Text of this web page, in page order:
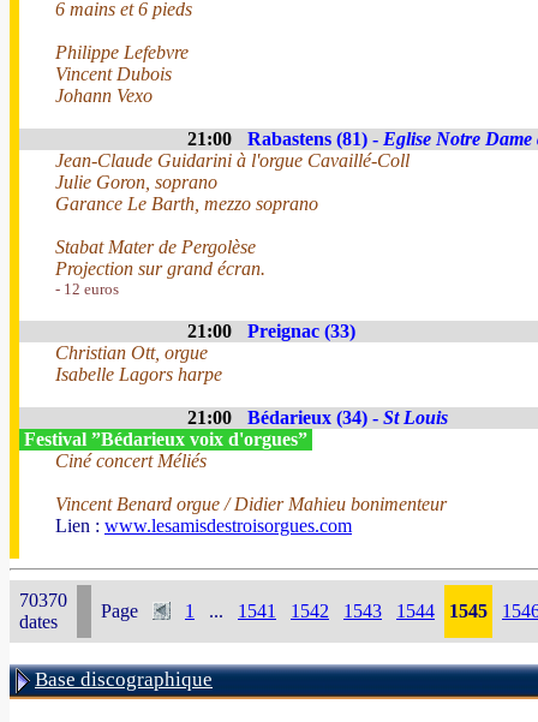
6 mains et 6 pieds
Philippe Lefebvre
Vincent Dubois
Johann Vexo
21:00 Rabastens (81) - Eglise Notre
Jean-Claude Guidarini à l'orgue Cavaillé-Coll
Julie Goron, soprano
Garance Le Barth, mezzo soprano
Stabat Mater de Pergolèse
Projection sur grand écran.
- 12 euros
21:00
Preignac (33)
Christian Ott, orgue
Isabelle Lagors harpe
21:00 Bédarieux (34) - St Louis
Festival ”Bédarieux voix d'orgues”
Ciné concert Méliés
Vincent Benard orgue / Didier Mahieu bonimenteur
Lien : www.lesamisdestroisorgues.com
70370
dates
Page 1 ... 1541 1542 1543 1544 1545
Base discographique